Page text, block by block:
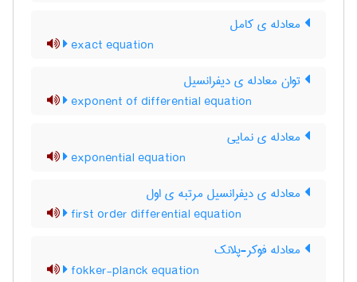
معادله ی کامل
exact equation
توان معادله ی دیفرانسیل
exponent of differential equation
معادله ی نمایی
exponential equation
معادله ی دیفرانسیل مرتبه ی اول
first order differential equation
معادله فوکر-پلانک
fokker-planck equation